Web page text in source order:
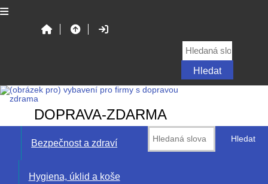
DOPRAVA-ZDARMA
Bezpečnost a zdraví
Hygiena, úklid a koše